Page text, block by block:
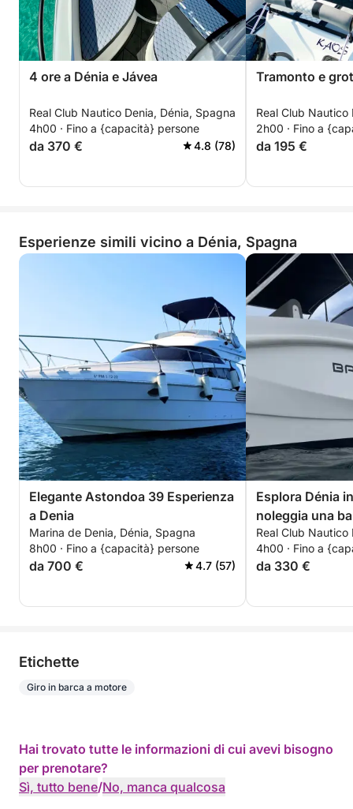
4 ore a Dénia e Jávea
Real Club Nautico Denia, Dénia, Spagna
4h00 · Fino a {capacità} persone
da 370 € 4.8 (78)
Tramonto e
Real Club Nautico
2h00 · Fino a
da 195 €
Esperienze simili vicino a Dénia, Spagna
Elegante Astondoa 39 Esperienza
a Denia
Marina de Denia, Dénia, Spagna
8h00 · Fino a {capacità} persone
da 700 € 4.7 (57)
Esplora Dénia
noleggia una
ore.
Real Club Nautico
4h00 · Fino a
da 330 €
Etichette
Giro in barca a motore
Hai trovato tutte le informazioni di cui avevi bisogno
per prenotare?
Sì, tutto bene/No, manca qualcosa